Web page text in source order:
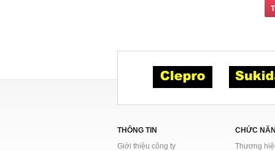
THÔNG TIN
Giới thiệu công ty
CHỨC
Thương